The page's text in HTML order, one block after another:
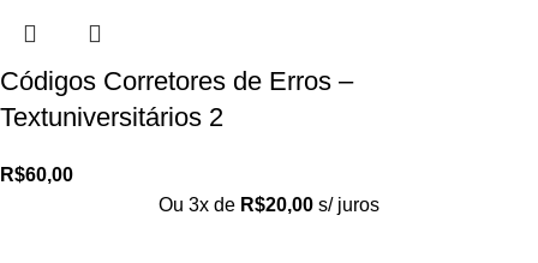
Códigos Corretores de Erros –
Textuniversitários 2
R$60,00
Ou 3x de R$20,00 s/ juros